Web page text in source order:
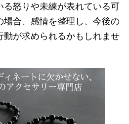
る怒りや未練が表れている可
場合、感情を整理し、今後の
動が求められるかもしれませ